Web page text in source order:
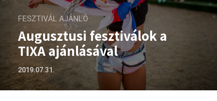
FESZTIVÁL AJÁNLÓ
Augusztusi fesztiválok a
TIXA ajánlásával
2019.07.31.